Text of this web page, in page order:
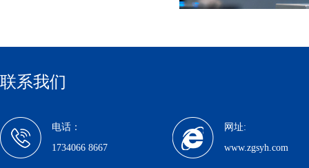
联系我们
电话：
1734066 8667
网址:
www.zgsyh.com